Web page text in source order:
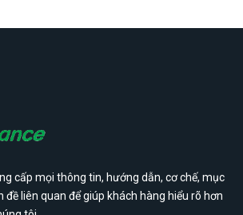
cấp mọi thông tin, hướng dẫn, cơ chế, mục
liên quan để giúp khách hàng hiểu rõ hơn